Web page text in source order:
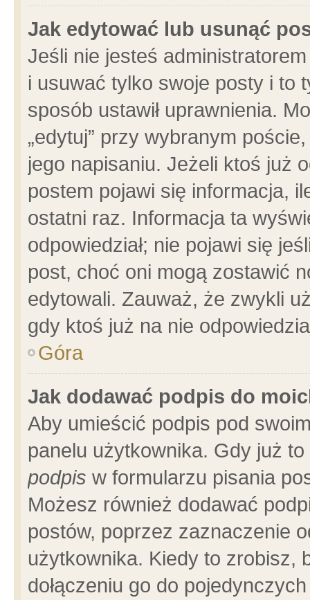
Jak edytować lub usunąć
Jeśli nie jesteś
i usuwać tylko swoje posty i to
sposób ustawił uprawnienia.
„edytuj” przy wybranym
jego napisaniu. Jeżeli ktoś już
postem pojawi się informacja,
ostatni raz. Informacja ta
odpowiedział; nie pojawi się
post, choć oni mogą zostawić
edytowali. Zauważ, że zwykli
gdy ktoś już na nie
Góra
Jak dodawać podpis do
Aby umieścić podpis pod
panelu użytkownika. Gdy już
podpis w formularzu pisania
Możesz również dodawać
postów, poprzez zaznaczenie
użytkownika. Kiedy to zrobisz,
dołączeniu go do